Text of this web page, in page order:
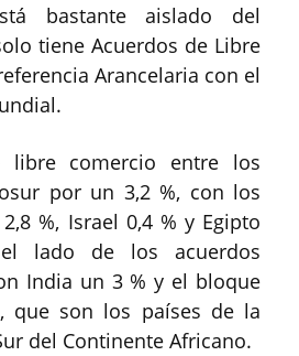
bastante aislado del
tiene Acuerdos de Libre
Arancelaria con el
libre comercio entre los
por un 3,2 %, con los
%, Israel 0,4 % y Egipto
lado de los acuerdos
India un 3 % y el bloque
que son los países de la
del Continente Africano.